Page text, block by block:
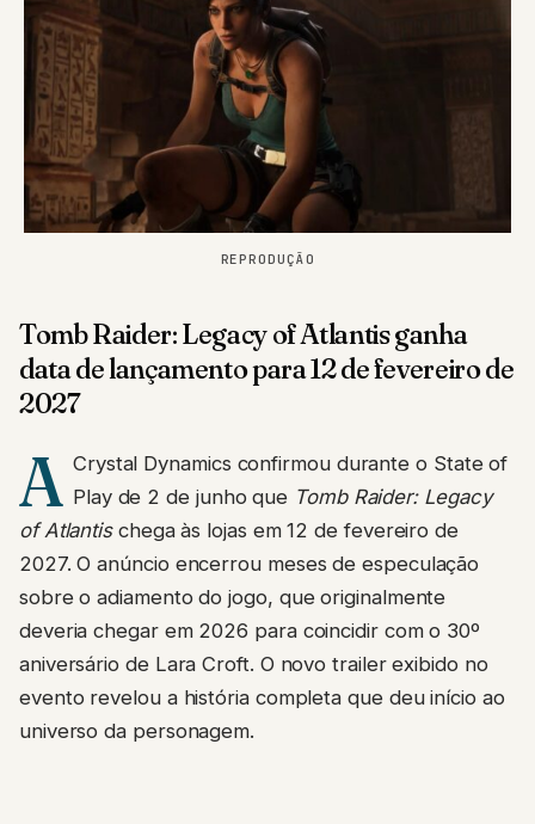
REPRODUÇÃO
Tomb Raider: Legacy of Atlantis ganha
data de lançamento para 12 de fevereiro de
2027
A Crystal Dynamics confirmou durante o State of
Play de 2 de junho que Tomb Raider: Legacy
of Atlantischega às lojas em 12 de fevereiro de
2027. O anúncio encerrou meses de especulação
sobre o adiamento do jogo, que originalmente
deveria chegar em 2026 para coincidir com o 30º
aniversário de Lara Croft. O novo trailer exibido no
evento revelou a história completa que deu início ao
universo da personagem.